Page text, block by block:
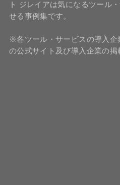
ト ジレイアは気になるツール
せる事例集です。
※各ツール・サービスの導入企
の公式サイト及び導入企業の掲